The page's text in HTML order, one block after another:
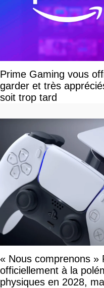
Prime Gaming vous
garder et très
soit trop tard
« Nous comprenons »
officiellement à la
physiques en 2028,